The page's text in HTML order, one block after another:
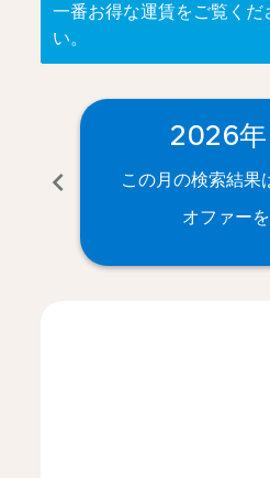
一番お得な運賃をご覧くだ
い。
chevron_left
2026年
この月の検索結果
オファー